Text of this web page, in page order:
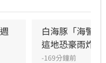
位於背風側，未來兩
留意焚風與熱傷害。
白海豚「海警
這地恐豪雨炸2
-169分鐘前